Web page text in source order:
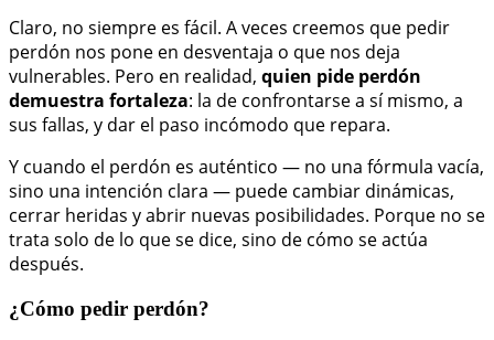
Claro, no siempre es fácil. A veces creemos que pedir
perdón nos pone en desventaja o que nos deja
vulnerables. Pero en realidad, quien pide perdón
demuestra fortaleza: la de confrontarse a sí mismo, a
sus fallas, y dar el paso incómodo que repara.
Y cuando el perdón es auténtico — no una fórmula vacía,
sino una intención clara — puede cambiar dinámicas,
cerrar heridas y abrir nuevas posibilidades. Porque no se
trata solo de lo que se dice, sino de cómo se actúa
después.
¿Cómo pedir perdón?